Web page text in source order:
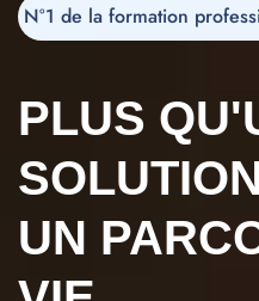
N°1 de la formation
PLUS
UN